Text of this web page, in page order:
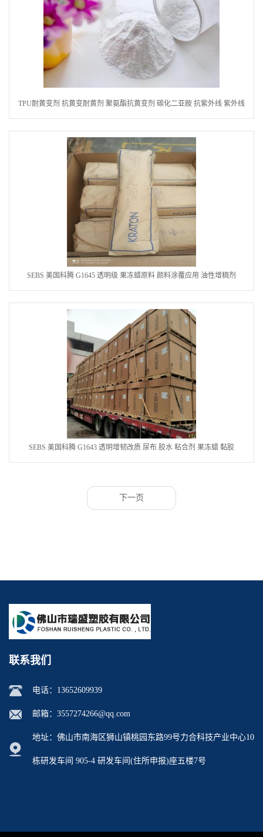
TPU耐黄变剂 抗黄变耐黄剂 聚氨酯抗黄变剂 碳化二亚胺 抗紫外线 紫外线
吸收剂
SEBS 美国科腾 G1645 透明级 果冻蜡原料 颜料涂覆应用 油性增稠剂
SEBS 美国科腾 G1643 透明增韧改质 尿布 胶水 粘合剂 果冻蜡 黏胶
下一页
联系我们
电话： 13652609939
邮箱： 3557274266@qq.com
地址：佛山市南海区狮山镇桃园东路99号力合科技产业中心10
栋研发车间 905-4 研发车间(住所申报)座五楼7号